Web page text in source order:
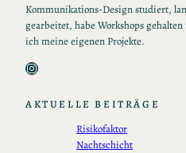
Kommunikations-Design studiert,
gearbeitet, habe Workshops
ich meine eigenen Projekte.
Instagram
AKTUELLE BEITRÄGE
Risikofaktor
Nachtschicht